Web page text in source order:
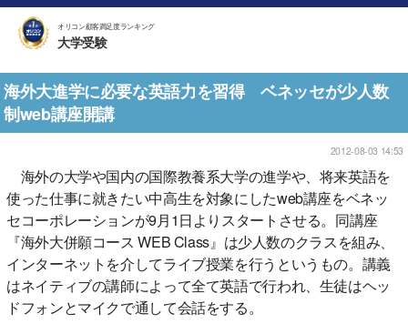
オリコン顧客満足度ランキング
大学受験
海外大進学に必要な英語力を習得 ベネッセが少人数
制web講座開講
2012-08-03 14:53
海外の大学や国内の国際教養系大学の進学や、将来英語を
使った仕事に就きたい中高生を対象にしたweb講座をベネッ
セコーポレーションが9月1日よりスタートさせる。同講座
『海外大併願コース WEB Class』は少人数のクラスを組み、
インターネットを介してライブ授業を行うというもの。講義
はネイティブの講師によって全て英語で行われ、生徒はヘッ
ドフォンとマイクで通して会話をする。